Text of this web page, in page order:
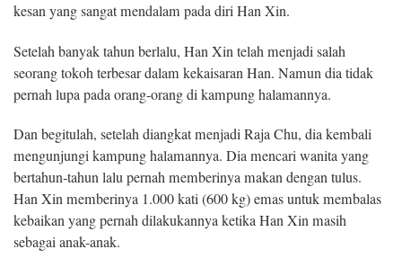
kesan yang sangat mendalam pada diri Han Xin.
Setelah banyak tahun berlalu, Han Xin telah menjadi salah
seorang tokoh terbesar dalam kekaisaran Han. Namun dia tidak
pernah lupa pada orang-orang di kampung halamannya.
Dan begitulah, setelah diangkat menjadi Raja Chu, dia kembali
mengunjungi kampung halamannya. Dia mencari wanita yang
bertahun-tahun lalu pernah memberinya makan dengan tulus.
Han Xin memberinya 1.000 kati (600 kg) emas untuk membalas
kebaikan yang pernah dilakukannya ketika Han Xin masih
sebagai anak-anak.